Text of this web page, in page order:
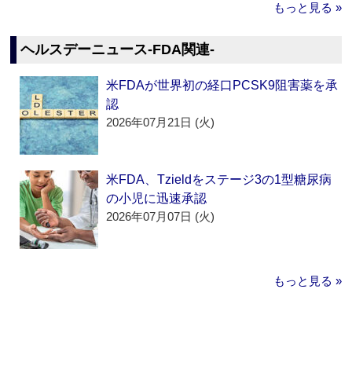
もっと見る »
ヘルスデーニュース‐FDA関連‐
米FDAが世界初の経口PCSK9阻害薬を承
認
2026年07月21日 (火)
米FDA、Tzieldをステージ3の1型糖尿病
の小児に迅速承認
2026年07月07日 (火)
もっと見る »